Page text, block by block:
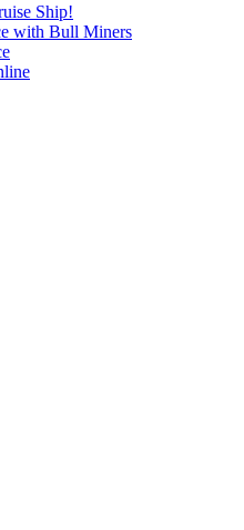
Ship!
with Bull Miners